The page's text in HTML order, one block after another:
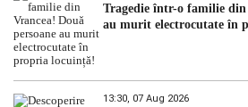
Tragedie într-o familie din
au murit electrocutate în
13:30, 07 Aug 2026